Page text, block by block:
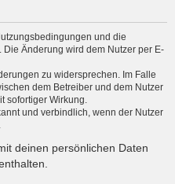
und die
Änderung wird dem Nutzer per E-
zu widersprechen. Im Falle
dem Betreiber und dem Nutzer
sofortiger Wirkung.
und verbindlich, wenn der Nutzer
deinen persönlichen Daten